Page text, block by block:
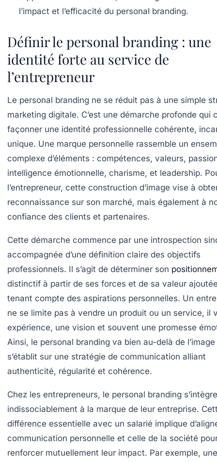
l’impact et l’efficacité du personal branding.
Définir le personal branding : une
identité forte au service de
l’entrepreneur
Le personal branding ne se réduit pas à une simple
marketing digitale. C’est une démarche profonde qui
façonner une identité professionnelle cohérente,
unique. Une marque personnelle rassemble un
complexe d’éléments : compétences, valeurs,
intelligence émotionnelle, charisme, et leadership.
l’entrepreneur, cette construction d’image vise à
reconnaissance sur son marché, mais également à
confiance des clients et partenaires.
Cette démarche commence par une introspection
accompagnée d’une définition claire des objectifs
professionnels. Il s’agit de déterminer son
distinctif à partir de ses forces et de sa valeur
tenant compte des aspirations personnelles. Un
ne se limite pas à vendre un produit ou un service, il
expérience, une vision et souvent une promesse
Ainsi, le personal branding va bien au-delà de l’image
s’établit sur une stratégie de communication alliant
authenticité, régularité et cohérence.
Chez les entrepreneurs, le personal branding s’intègre
indissociablement à la marque de leur entreprise.
différence essentielle avec un salarié implique
communication personnelle et celle de la société
renforcer mutuellement leur impact. Par exemple,